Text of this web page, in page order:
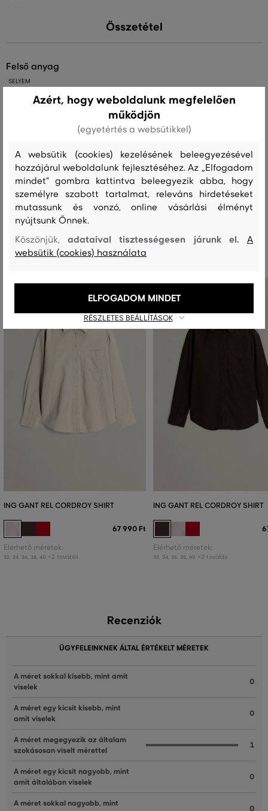
Összetétel
felső anyag
SELYEM
Kezelési útmutató
MOSÁS FEHÉRÍTÉS SZÁRÍTÁS VASALÁS TISZTÍTÁS
Ajánlott termékek
ING GANT REL CORDROY SHIRT
67 990 Ft
Elérhető méretek:
32 34 36 38 40 +2 további
ING GANT REL CORDROY SHIRT
Elérhető méretek:
32 34 36 38 40 +2 további
Recenziók
ÜGYFELEINKNEK ÁLTAL ÉRTÉKELT MÉRETEK
A méret sokkal kisebb, mint amit
viselek
0
A méret egy kicsit kisebb, mint
amit viselek
0
A méret megegyezik az általam
szokásosan viselt mérettel
1
A méret egy kicsit nagyobb, mint
amit általában viselek
0
A méret sokkal nagyobb, mint
0
Azért, hogy weboldalunk megfelelően
működjön
(egyetértés a websütikkel)
A websütik (cookies) kezelésének beleegyezésével
hozzájárul weboldalunk fejlesztéséhez. Az „Elfogadom
mindet" gombra kattintva beleegyezik abba, hogy
személyre szabott tartalmat, releváns hirdetéseket
mutassunk és vonzó, online vásárlási élményt
nyújtsunk Önnek.
Köszönjük,adataival tisztességesen járunk el.A
websütik (cookies) használata
RÉSZLETES BEÁLLÍTÁSOK
ELFOGADOM MINDET